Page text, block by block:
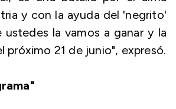
y con la ayuda del 'negrito'
la vamos a ganar y la
próximo 21 de junio", expresó.